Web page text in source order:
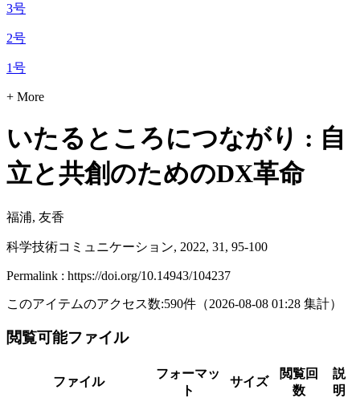
3号
2号
1号
+ More
いたるところにつながり : 自
立と共創のためのDX革命
福浦, 友香
科学技術コミュニケーション, 2022, 31, 95-100
Permalink : https://doi.org/10.14943/104237
このアイテムのアクセス数:590件 （2026-08-08 01:28 集計）
閲覧可能ファイル
ファイル
フォーマッ
ト
サイズ
閲覧回
数
説
明